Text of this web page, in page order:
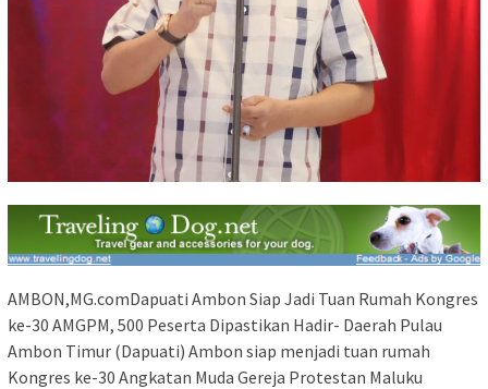
AMBON,MG.comDapuati Ambon Siap Jadi Tuan Rumah Kongres
ke-30 AMGPM, 500 Peserta Dipastikan Hadir- Daerah Pulau
Ambon Timur (Dapuati) Ambon siap menjadi tuan rumah
Kongres ke-30 Angkatan Muda Gereja Protestan Maluku